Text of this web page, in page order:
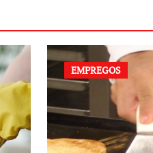
EMPREGOS